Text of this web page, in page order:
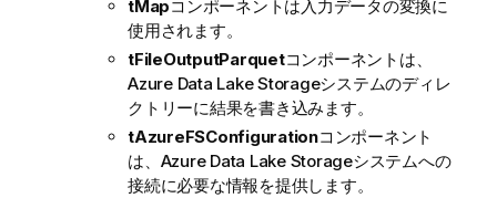
tMapコンポーネントは入力データの変換に
使用されます。
tFileOutputParquetコンポーネントは、
Azure Data Lake Storageシステムのディレ
クトリーに結果を書き込みます。
tAzureFSConfigurationコンポーネント
は、Azure Data Lake Storageシステムへの
接続に必要な情報を提供します。